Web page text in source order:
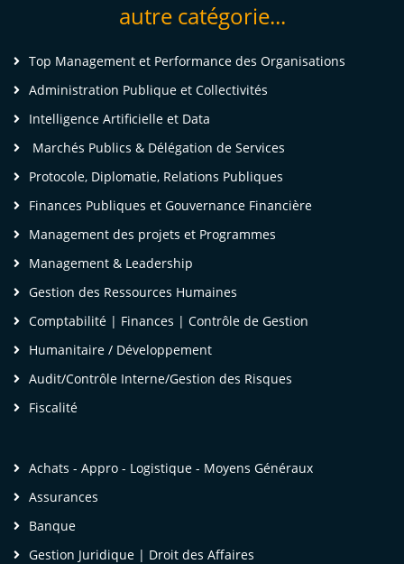
autre catégorie...
Top Management et Performance des Organisations
Administration Publique et Collectivités
Intelligence Artificielle et Data
Marchés Publics & Délégation de Services
Protocole, Diplomatie, Relations Publiques
Finances Publiques et Gouvernance Financière
Management des projets et Programmes
Management & Leadership
Gestion des Ressources Humaines
Comptabilité | Finances | Contrôle de Gestion
Humanitaire / Développement
Audit/Contrôle Interne/Gestion des Risques
Fiscalité
Achats - Appro - Logistique - Moyens Généraux
Assurances
Banque
Gestion Juridique | Droit des Affaires
Désormais, je serai plus efficace dans la
l'organisation et la tenue des
avec la communication qui va avec.
que les prochaines formations que j'aurai
dans votre cabinet auront le même niveau
technicité (Expertise, maitrise du sujet par les
»
Roseline Franche V. [